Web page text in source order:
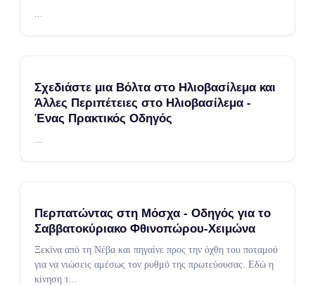
...
Σχεδιάστε μια Βόλτα στο Ηλιοβασίλεμα και
Άλλες Περιπέτειες στο Ηλιοβασίλεμα -
Ένας Πρακτικός Οδηγός
...
Περπατώντας στη Μόσχα - Οδηγός για το
Σαββατοκύριακο Φθινοπώρου-Χειμώνα
Ξεκίνα από τη Νέβα και πηγαίνε προς την όχθη του ποταμού
για να νιώσεις αμέσως τον ρυθμό της πρωτεύουσας. Εδώ η
κίνηση τ...